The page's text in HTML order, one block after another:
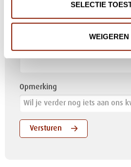
SELECTIE
WEIGEREN
E-mailadres
Opmerking
Versturen